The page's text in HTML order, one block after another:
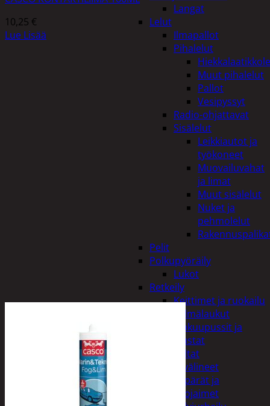
Langat
Lelut
Ilmapallot
Pihalelut
Muut pihalelut
Pallot
Vesipyssyt
Radio-ohjattavat
Sisälelut
Leikkiautot ja
työkoneet
Muovailuvahat
ja limat
Muut sisälelut
Nuket ja
pehmolelut
Pelit
Polkupyöräily
Lukot
Retkeily
Keittimet ja ruokailu
Kylmälaukut
Makuupussit ja
alustat
Teltat
Urheiluvälineet
Kypärät ja
suojaimet
10,25 €
Lue Lisää